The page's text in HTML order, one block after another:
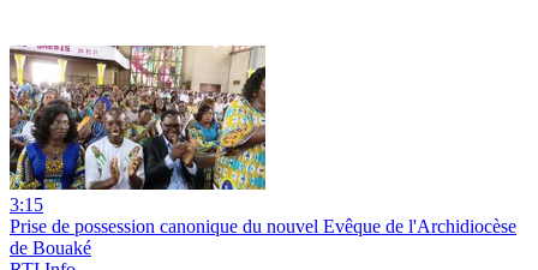
3:15
Prise de possession canonique du nouvel Evêque de l'Archidiocèse
de Bouaké